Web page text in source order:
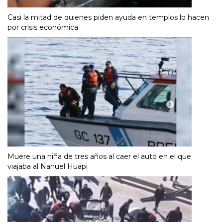
Casi la mitad de quienes piden ayuda en templos lo hacen
por crisis económica
Muere una niña de tres años al caer el auto en el que
viajaba al Nahuel Huapi